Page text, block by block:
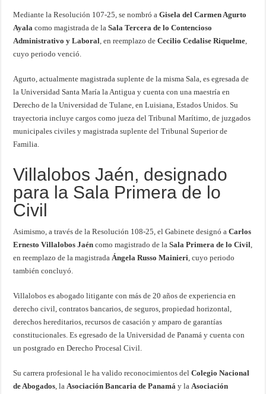
Mediante la Resolución 107-25, se nombró aGisela del Carmen Agurto
Ayala como magistrada de laSala Tercera de lo Contencioso
Administrativo y Laboral, en reemplazo deCecilio Cedalise Riquelme,
cuyo periodo venció.
Agurto, actualmente magistrada suplente de la misma Sala, es egresada de
la Universidad Santa María la Antigua y cuenta con una maestría en
Derecho de la Universidad de Tulane, en Luisiana, Estados Unidos. Su
trayectoria incluye cargos como jueza del Tribunal Marítimo, de juzgados
municipales civiles y magistrada suplente del Tribunal Superior de
Familia.
Villalobos Jaén, designado
para la Sala Primera de lo
Civil
Asimismo, a través de la Resolución 108-25, el Gabinete designó aCarlos
Ernesto Villalobos Jaén como magistrado de laSala Primera de lo Civil,
en reemplazo de la magistradaÁngela Russo Mainieri, cuyo periodo
también concluyó.
Villalobos es abogado litigante con más de 20 años de experiencia en
derecho civil, contratos bancarios, de seguros, propiedad horizontal,
derechos hereditarios, recursos de casación y amparo de garantías
constitucionales. Es egresado de la Universidad de Panamá y cuenta con
un postgrado en Derecho Procesal Civil.
Su carrera profesional le ha valido reconocimientos delColegio Nacional
de Abogados, laAsociación Bancaria de Panamá y laAsociación